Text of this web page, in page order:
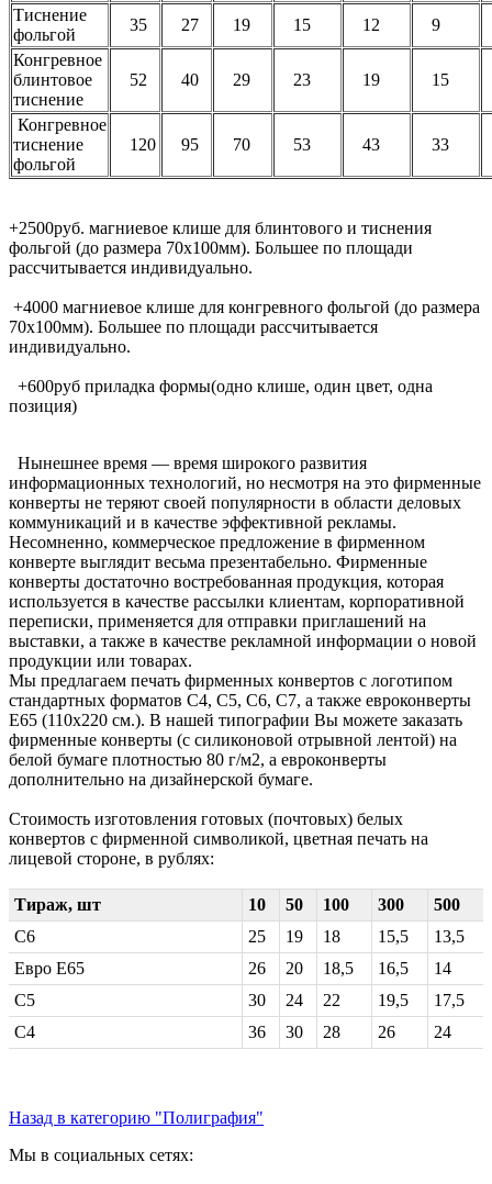
Тиснение
фольгой
35 27 19 15 12 9
Конгревное
блинтовое
тиснение
52 40 29 23 19 15
Конгревное
тиснение
фольгой
120 95 70 53 43 33
+2500руб. магниевое клише для блинтового и тиснения
фольгой (до размера 70х100мм). Большее по площади
рассчитывается индивидуально.
+4000 магниевое клише для конгревного фольгой (до размера
70х100мм). Большее по площади рассчитывается
индивидуально.
+600руб приладка формы(одно клише, один цвет, одна
позиция)
Нынешнее время — время широкого развития
информационных технологий, но несмотря на это фирменные
конверты не теряют своей популярности в области деловых
коммуникаций и в качестве эффективной рекламы.
Несомненно, коммерческое предложение в фирменном
конверте выглядит весьма презентабельно. Фирменные
конверты достаточно востребованная продукция, которая
используется в качестве рассылки клиентам, корпоративной
переписки, применяется для отправки приглашений на
выставки, а также в качестве рекламной информации о новой
продукции или товарах.
Мы предлагаем печать фирменных конвертов с логотипом
стандартных форматов С4, С5, С6, С7, а также евроконверты
Е65 (110х220 см.). В нашей типографии Вы можете заказать
фирменные конверты (с силиконовой отрывной лентой) на
белой бумаге плотностью 80 г/м2, а евроконверты
дополнительно на дизайнерской бумаге.
Стоимость изготовления готовых (почтовых) белых
конвертов с фирменной символикой, цветная печать на
лицевой стороне, в рублях:
Тираж, шт 10 50 100 300
500
С6
25 19 18 15,5
13,5
Евро Е65
26 20 18,5 16,5
14
С5
30 24 22 19,5
17,5
С4
36 30 28 26 24
Назад в категорию "Полиграфия"
Мы в социальных сетях: